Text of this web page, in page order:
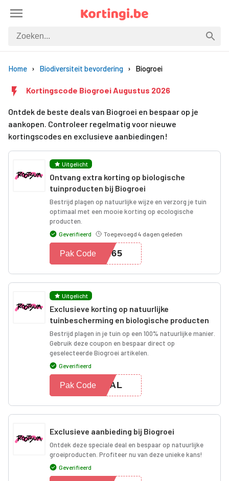
Home Biodiversiteit bevordering Biogroei
Kortingscode Biogroei Augustus 2026
Ontdek de beste deals van Biogroei en bespaar op je
aankopen. Controleer regelmatig voor nieuwe
kortingscodes en exclusieve aanbiedingen!
Uitgelicht
Ontvang extra korting op biologische
tuinproducten bij Biogroei
Bestrijd plagen op natuurlijke wijze en verzorg je tuin
optimaal met een mooie korting op ecologische
producten.
Geverifieerd Toegevoegd 4 dagen geleden
ER65
Pak Code
Uitgelicht
Exclusieve korting op natuurlijke
tuinbescherming en biologische producten
Bestrijd plagen in je tuin op een 100% natuurlijke manier.
Gebruik deze coupon en bespaar direct op
geselecteerde Biogroei artikelen.
Geverifieerd
DEAL
Pak Code
Exclusieve aanbieding bij Biogroei
Ontdek deze speciale deal en bespaar op natuurlijke
groeiproducten. Profiteer nu van deze unieke kans!
Geverifieerd